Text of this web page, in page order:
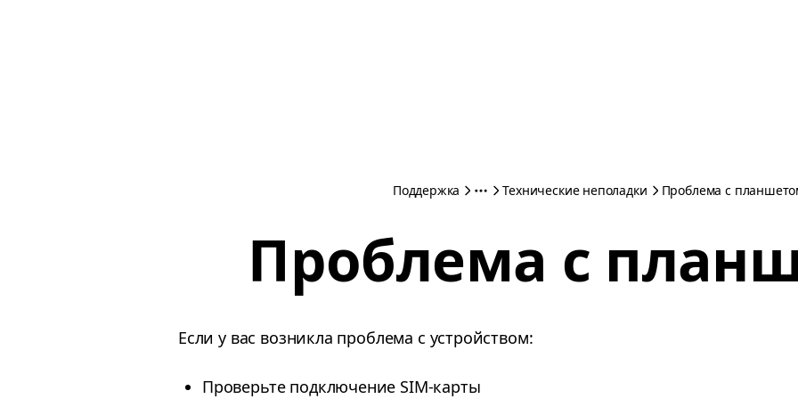
Поддержка Технические неполадки Проблема с
Проблема с
Если у вас возникла проблема с устройством:
Проверьте подключение SIM-карты